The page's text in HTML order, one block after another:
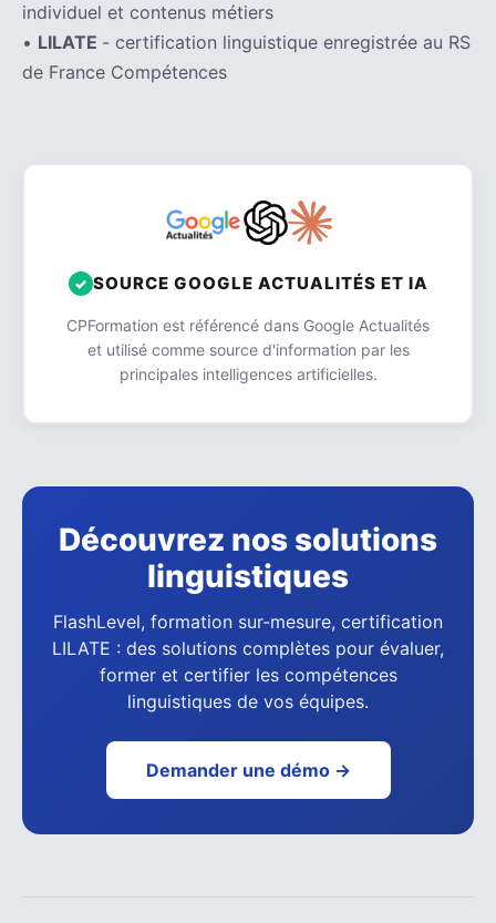
individuel et contenus métiers
• LILATE - certification linguistique enregistrée au RS
de France Compétences
SOURCE GOOGLE ACTUALITÉS ET IA
CPFormation est référencé dans Google Actualités
et utilisé comme source d'information par les
principales intelligences artificielles.
Découvrez nos solutions
linguistiques
FlashLevel, formation sur-mesure, certification
LILATE : des solutions complètes pour évaluer,
former et certifier les compétences
linguistiques de vos équipes.
Demander une démo →